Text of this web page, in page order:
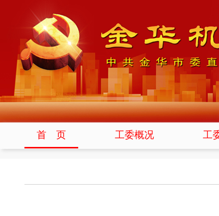
首 页 工委概况 工